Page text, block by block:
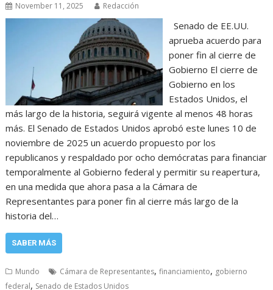
November 11, 2025 Redacción
Senado de EE.UU.
aprueba acuerdo para
poner fin al cierre de
Gobierno El cierre de
Gobierno en los
Estados Unidos, el
más largo de la historia, seguirá vigente al menos 48 horas
más. El Senado de Estados Unidos aprobó este lunes 10 de
noviembre de 2025 un acuerdo propuesto por los
republicanos y respaldado por ocho demócratas para financiar
temporalmente al Gobierno federal y permitir su reapertura,
en una medida que ahora pasa a la Cámara de
Representantes para poner fin al cierre más largo de la
historia del…
SABER MÁS
Mundo Cámara de Representantes,financiamiento, gobierno
federal, Senado de Estados Unidos